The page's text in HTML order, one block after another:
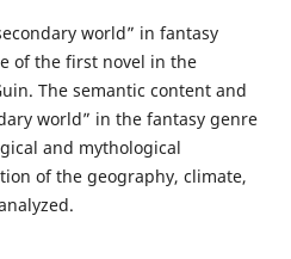
world” in fantasy
of the first novel in the
The semantic content and
world” in the fantasy genre
and mythological
of the geography, climate,